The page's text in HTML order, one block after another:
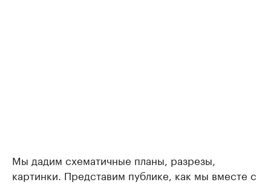
Мы дадим схематичные планы, разрезы,
картинки. Представим публике, как мы вместе с